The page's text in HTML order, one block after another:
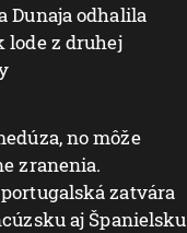
Dunaja odhalila
lode z druhej
no môže
zranenia.
zatvára
aj Španielsku